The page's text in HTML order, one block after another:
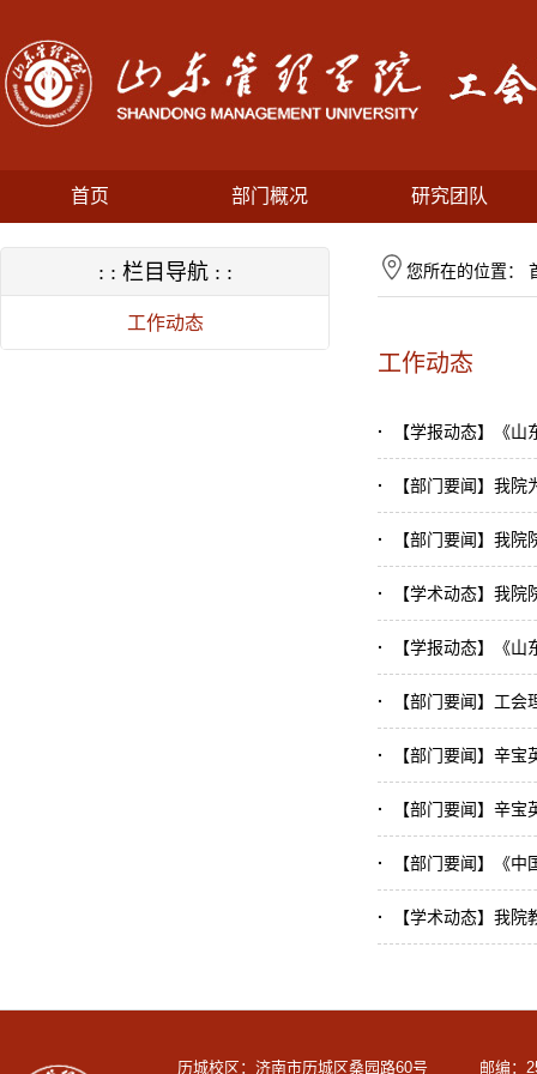
首页 部门概况 研究团队
: : 栏目导航 : :
工作动态
您所在的位置：
工作动态
· 【学报动态】《
· 【部门要闻】我
· 【部门要闻】我
· 【学术动态】我
· 【学报动态】《
· 【部门要闻】工
· 【部门要闻】辛
· 【部门要闻】辛
· 【部门要闻】《
· 【学术动态】我
历城校区：济南市历城区桑园路60号 邮编：